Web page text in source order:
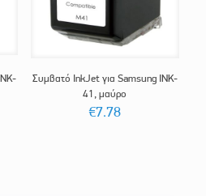
Συμβατό InkJet για Samsung INK-
41, μαύρο
€7.78